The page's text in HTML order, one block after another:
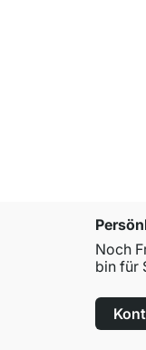
Noch
bin für